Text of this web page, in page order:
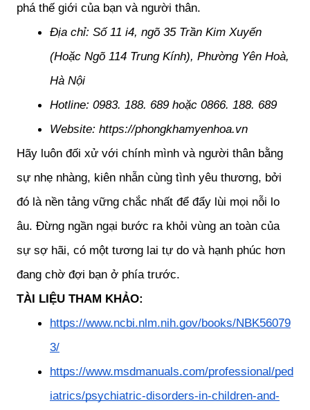
phá thế giới của bạn và người thân.
Địa chỉ: Số 11 i4, ngõ 35 Trần Kim Xuyến
(Hoặc Ngõ 114 Trung Kính), Phường Yên Hoà,
Hà Nội
Hotline: 0983. 188. 689 hoặc 0866. 188. 689
Website: https://phongkhamyenhoa.vn
Hãy luôn đối xử với chính mình và người thân bằng
sự nhẹ nhàng, kiên nhẫn cùng tình yêu thương, bởi
đó là nền tảng vững chắc nhất để đẩy lùi mọi nỗi lo
âu. Đừng ngần ngại bước ra khỏi vùng an toàn của
sự sợ hãi, có một tương lai tự do và hạnh phúc hơn
đang chờ đợi bạn ở phía trước.
TÀI LIỆU THAM KHẢO:
https://www.ncbi.nlm.nih.gov/books/NBK56079
3/
https://www.msdmanuals.com/professional/ped
iatrics/psychiatric-disorders-in-children-and-